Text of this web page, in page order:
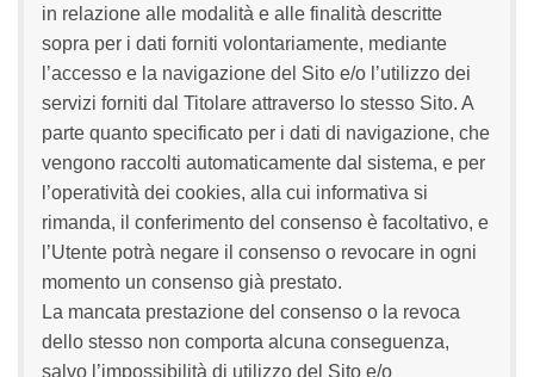
in relazione alle modalità e alle finalità descritte
sopra per i dati forniti volontariamente, mediante
l’accesso e la navigazione del Sito e/o l’utilizzo dei
servizi forniti dal Titolare attraverso lo stesso Sito. A
parte quanto specificato per i dati di navigazione, che
vengono raccolti automaticamente dal sistema, e per
l’operatività dei cookies, alla cui informativa si
rimanda, il conferimento del consenso è facoltativo, e
l’Utente potrà negare il consenso o revocare in ogni
momento un consenso già prestato.
La mancata prestazione del consenso o la revoca
dello stesso non comporta alcuna conseguenza,
salvo l’impossibilità di utilizzo del Sito e/o